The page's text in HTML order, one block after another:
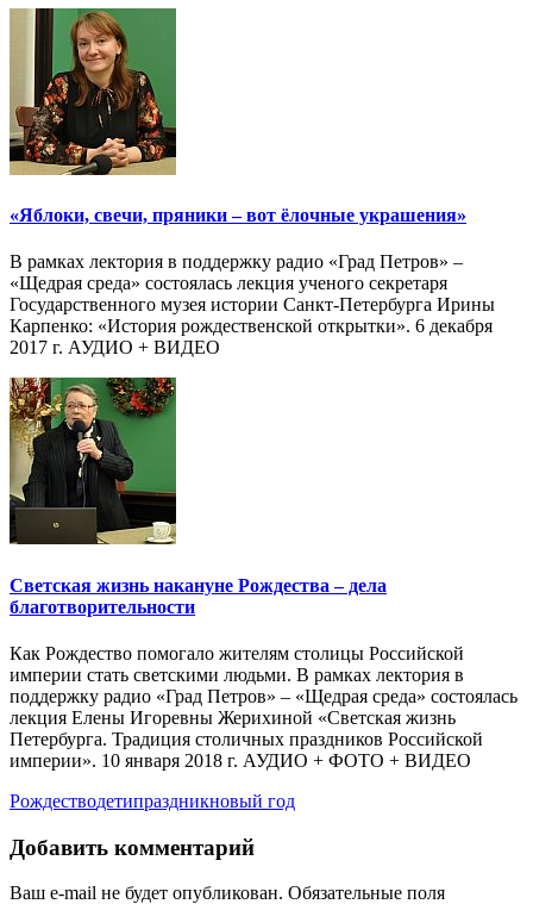
«Яблоки, свечи, пряники – вот ёлочные украшения»
В рамках лектория в поддержку радио «Град Петров» –
«Щедрая среда» состоялась лекция ученого секретаря
Государственного музея истории Санкт-Петербурга Ирины
Карпенко: «История рождественской открытки». 6 декабря
2017 г. АУДИО + ВИДЕО
Светская жизнь накануне Рождества – дела
благотворительности
Как Рождество помогало жителям столицы Российской
империи стать светскими людьми. В рамках лектория в
поддержку радио «Град Петров» – «Щедрая среда» состоялась
лекция Елены Игоревны Жерихиной «Светская жизнь
Петербурга. Традиция столичных праздников Российской
империи». 10 января 2018 г. АУДИО + ФОТО + ВИДЕО
Рождестводетипраздникновый год
Добавить комментарий
Ваш e-mail не будет опубликован. Обязательные поля